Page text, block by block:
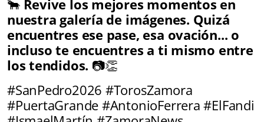
🐂 Revive los mejores momentos en
nuestra galería de imágenes. Quizá
encuentres ese pase, esa ovación... o
incluso te encuentres a ti mismo entre
los tendidos. 📷👏
#SanPedro2026 #TorosZamora
#PuertaGrande #AntonioFerrera #ElFandi